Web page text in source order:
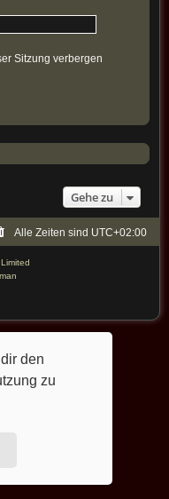
den
zu
Sitzung verbergen
Gehe zu
Alle Zeiten sind UTC+02:00